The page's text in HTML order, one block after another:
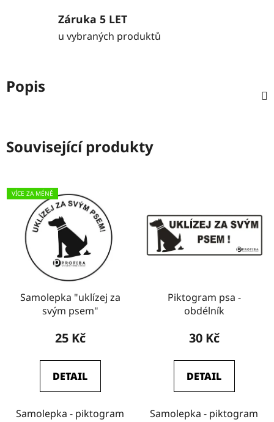
Záruka 5 LET
u vybraných produktů
Popis
Související produkty
VÍCE ZA MÉNĚ
Samolepka "uklízej za
svým psem"
25 Kč
DETAIL
Samolepka - piktogram
Piktogram psa -
obdélník
30 Kč
DETAIL
Samolepka - piktogram